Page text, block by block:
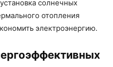
солнечных
отопления
электроэнергию.